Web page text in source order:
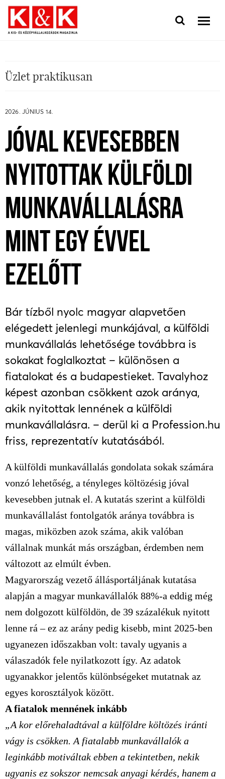
Üzlet praktikusan
2026. JÚNIUS 14.
JÓVAL KEVESEBBEN
NYITOTTAK KÜLFÖLDI
MUNKAVÁLLALÁSRA
MINT EGY ÉVVEL
EZELŐTT
Bár tízből nyolc magyar alapvetően
elégedett jelenlegi munkájával, a külföldi
munkavállalás lehetősége továbbra is
sokakat foglalkoztat – különösen a
fiatalokat és a budapestieket. Tavalyhoz
képest azonban csökkent azok aránya,
akik nyitottak lennének a külföldi
munkavállalásra. – derül ki a Profession.hu
friss, reprezentatív kutatásából.
A külföldi munkavállalás gondolata sokak számára
vonzó lehetőség, a tényleges költözésig jóval
kevesebben jutnak el. A kutatás szerint a külföldi
munkavállalást fontolgatók aránya továbbra is
magas, miközben azok száma, akik valóban
vállalnak munkát más országban, érdemben nem
változott az elmúlt évben.
Magyarország vezető állásportáljának kutatása
alapján a magyar munkavállalók 88%-a eddig még
nem dolgozott külföldön, de 39 százalékuk nyitott
lenne rá – ez az arány pedig kisebb, mint 2025-ben
ugyanezen időszakban volt: tavaly ugyanis a
válaszadók fele nyilatkozott így. Az adatok
ugyanakkor jelentős különbségeket mutatnak az
egyes korosztályok között.
A fiatalok mennének inkább
„A kor előrehaladtával a külföldre költözés iránti
vágy is csökken. A fiatalabb munkavállalók a
leginkább motiváltak ebben a tekintetben, nekik
ugyanis ez sokszor nemcsak anyagi kérdés, hanem a